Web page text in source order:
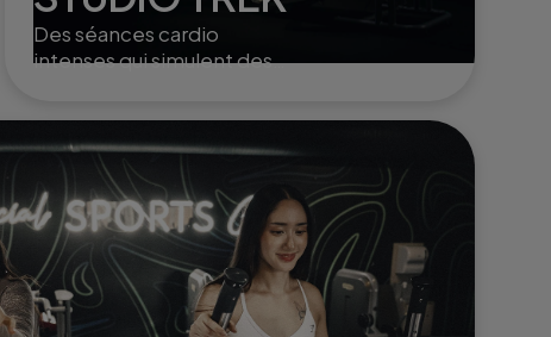
Des séances cardio
intenses qui simulent des
l'endurance et tonifier le
corps.